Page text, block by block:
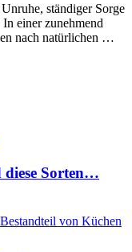
ständiger Sorge
einer zunehmend
nach natürlichen …
diese Sorten…
von Küchen